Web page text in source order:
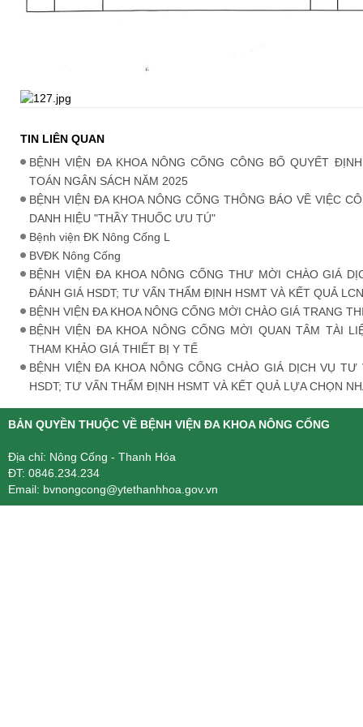
TIN LIÊN QUAN
BỆNH VIỆN ĐA KHOA NÔNG CỐNG CÔNG BỐ QUYẾT
TOÁN NGÂN SÁCH NĂM 2025
BỆNH VIỆN ĐA KHOA NÔNG CỐNG THÔNG BÁO VỀ VIỆC
DANH HIỆU "THẦY THUỐC ƯU TÚ"
Bệnh viện ĐK Nông Cống L
BVĐK Nông Cống
BỆNH VIỆN ĐA KHOA NÔNG CỐNG THƯ MỜI CHÀO GIÁ
ĐÁNH GIÁ HSDT; TƯ VẤN THẨM ĐỊNH HSMT VÀ KẾT QUẢ
BỆNH VIỆN ĐA KHOA NÔNG CỐNG MỜI CHÀO GIÁ TRANG
BỆNH VIỆN ĐA KHOA NÔNG CỐNG MỜI QUAN TÂM TÀI
THAM KHẢO GIÁ THIẾT BỊ Y TẾ
BỆNH VIỆN ĐA KHOA NÔNG CỐNG CHÀO GIÁ DỊCH VỤ
HSDT; TƯ VẤN THẨM ĐỊNH HSMT VÀ KẾT QUẢ LỰA CHỌN
BẢN QUYỀN THUỘC VỀ BỆNH VIỆN ĐA KHOA NÔNG CỐNG
Địa chỉ: Nông Cống - Thanh Hóa
ĐT: 0846.234.234
Email: bvnongcong@ytethanhhoa.gov.vn